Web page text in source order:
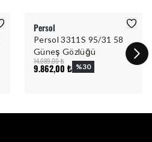
Persol
Persol 3311S 95/31 58
Güneş Gözlüğü
14.089,00 ₺
9.862,00 ₺ %30